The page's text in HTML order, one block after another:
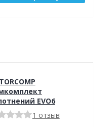
EVO6
1 отзыв